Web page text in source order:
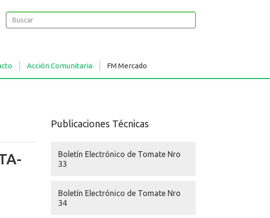
Buscar
Buscar
Acción Comunitaria FM Mercado
Publicaciones Técnicas
Boletín Electrónico de Tomate Nro
33
Boletín Electrónico de Tomate Nro
34